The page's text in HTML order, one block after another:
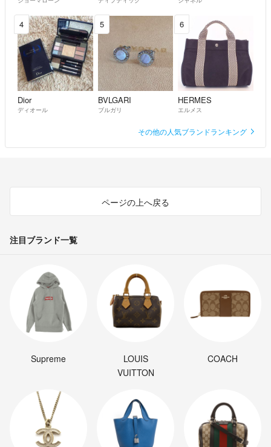
4
Dior
ディオール
5
BVLGARI
ブルガリ
6
HERMES
エルメス
その他の人気ブランドランキング
ページの上へ戻る
注目ブランド一覧
Supreme
LOUIS
VUITTON
COACH